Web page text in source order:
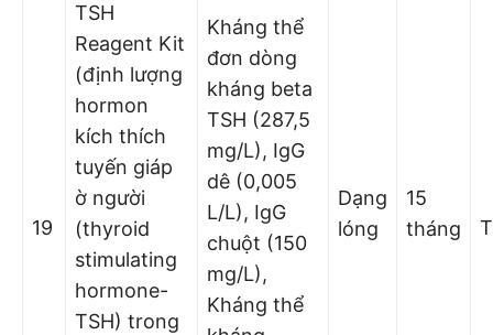
19
TSH
Reagent Kit
(định lượng
hormon
kích thích
tuyến giáp
ờ người
(thyroid
stimulating
hormone-
TSH) trong
Kháng thể
đơn dòng
kháng beta
TSH (287,5
mg/L), IgG
dê (0,005
L/L), IgG
chuột (150
mg/L),
Kháng thể
Dạng
lóng
15
tháng